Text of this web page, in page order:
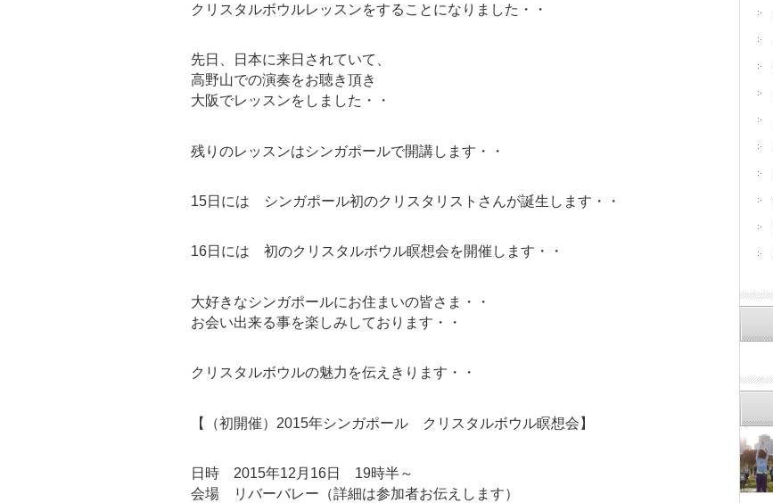
クリスタルボウルレッスンをすることになりました・・
先日、日本に来日されていて、
高野山での演奏をお聴き頂き
大阪でレッスンをしました・・
残りのレッスンはシンガポールで開講します・・
15日には シンガポール初のクリスタリストさんが誕生します・・
16日には 初のクリスタルボウル瞑想会を開催します・・
大好きなシンガポールにお住まいの皆さま・・
お会い出来る事を楽しみしております・・
クリスタルボウルの魅力を伝えきります・・
【（初開催）2015年シンガポール クリスタルボウル瞑想会】
日時 2015年12月16日 19時半～
会場 リバーバレー（詳細は参加者お伝えします）